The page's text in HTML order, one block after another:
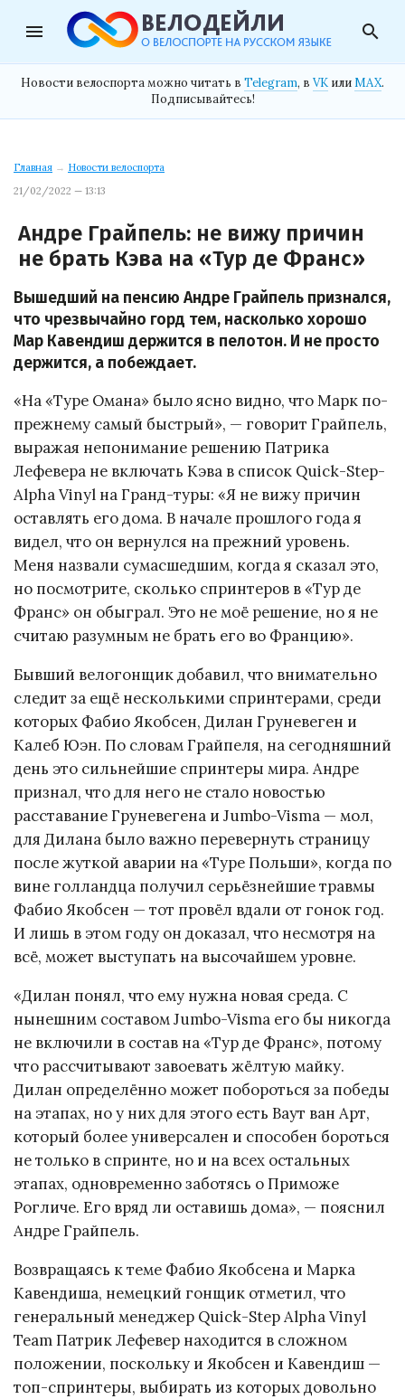
menu search
Новости велоспорта можно читать в Telegram, в VK илиMAX.
Подписывайтесь!
Главная → Новости велоспорта
21/02/2022 — 13:13
Андре Грайпель: не вижу причин
не брать Кэва на «Тур де Франс»
Вышедший на пенсию Андре Грайпель признался,
что чрезвычайно горд тем, насколько хорошо
Мар Кавендиш держится в пелотон. И не просто
держится, а побеждает.
«На «Туре Омана» было ясно видно, что Марк по-
прежнему самый быстрый», — говорит Грайпель,
выражая непонимание решению Патрика
Лефевера не включать Кэва в список Quick-Step-
Alpha Vinyl на Гранд-туры: «Я не вижу причин
оставлять его дома. В начале прошлого года я
видел, что он вернулся на прежний уровень.
Меня назвали сумасшедшим, когда я сказал это,
но посмотрите, сколько спринтеров в «Тур де
Франс» он обыграл. Это не моё решение, но я не
считаю разумным не брать его во Францию».
Бывший велогонщик добавил, что внимательно
следит за ещё несколькими спринтерами, среди
которых Фабио Якобсен, Дилан Груневеген и
Калеб Юэн. По словам Грайпеля, на сегодняшний
день это сильнейшие спринтеры мира. Андре
признал, что для него не стало новостью
расставание Груневегена и Jumbo-Visma — мол,
для Дилана было важно перевернуть страницу
после жуткой аварии на «Туре Польши», когда по
вине голландца получил серьёзнейшие травмы
Фабио Якобсен — тот провёл вдали от гонок год.
И лишь в этом году он доказал, что несмотря на
всё, может выступать на высочайшем уровне.
«Дилан понял, что ему нужна новая среда. С
нынешним составом Jumbo-Visma его бы никогда
не включили в состав на «Тур де Франс», потому
что рассчитывают завоевать жёлтую майку.
Дилан определённо может побороться за победы
на этапах, но у них для этого есть Ваут ван Арт,
который более универсален и способен бороться
не только в спринте, но и на всех остальных
этапах, одновременно заботясь о Приможе
Рогличе. Его вряд ли оставишь дома», — пояснил
Андре Грайпель.
Возвращаясь к теме Фабио Якобсена и Марка
Кавендиша, немецкий гонщик отметил, что
генеральный менеджер Quick-Step Alpha Vinyl
Team Патрик Лефевер находится в сложном
положении, поскольку и Якобсен и Кавендиш —
топ-спринтеры, выбирать из которых довольно